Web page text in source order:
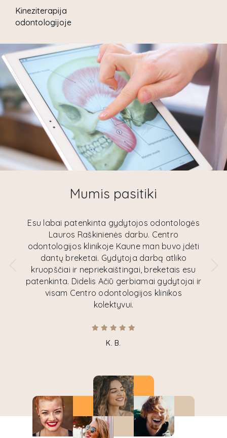
Kineziterapija
odontologijoje
Mumis pasitiki
Esu labai patenkinta gydytojos odontologės
Lauros Raškinienės darbu. Centro
odontologijos klinikoje Kaune man buvo įdėti
dantų breketai. Gydytoja darbą atliko
kruopščiai ir nepriekaištingai, breketais esu
patenkinta. Didelis Ačiū gerbiamai gydytojai ir
visam Centro odontologijos klinikos
kolektyvui.
K. B.